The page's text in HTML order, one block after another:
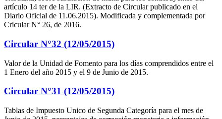
artículo 14 ter de la LIR. (Extracto de Circular publicado en el
Diario Oficial de 11.06.2015). Modificada y complementada por
Cricular N° 26, de 2016.
Circular N°32 (12/05/2015)
Valor de la Unidad de Fomento para los días comprendidos entre el
1 Enero del año 2015 y el 9 de Junio de 2015.
Circular N°31 (12/05/2015)
Tablas de Impuesto Unico de Segunda Categoría para el mes de